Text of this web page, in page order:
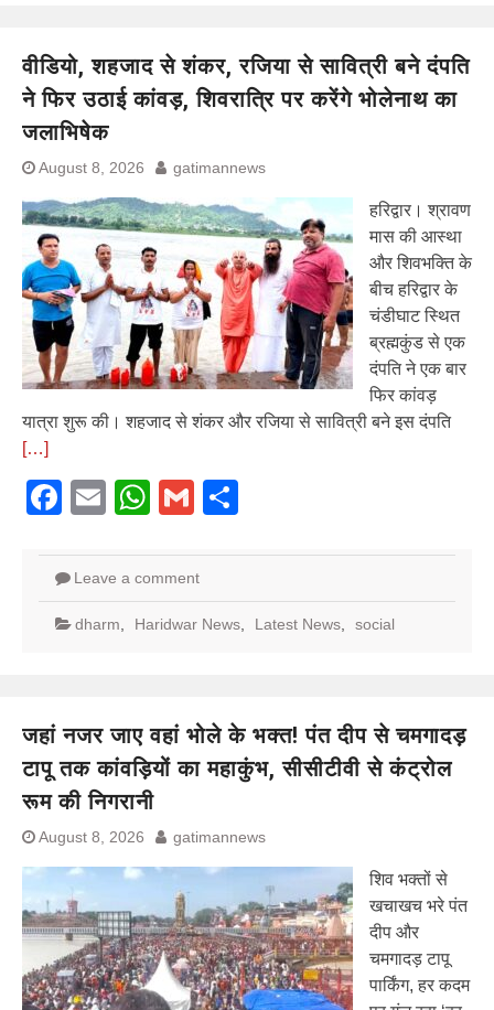
वीडियो, शहजाद से शंकर, रजिया से सावित्री बने दंपति
ने फिर उठाई कांवड़, शिवरात्रि पर करेंगे भोलेनाथ का
जलाभिषेक
August 8, 2026 gatimannews
हरिद्वार। श्रावण
मास की आस्था
और शिवभक्ति के
बीच हरिद्वार के
चंडीघाट स्थित
ब्रह्मकुंड से एक
दंपति ने एक बार
फिर कांवड़
यात्रा शुरू की। शहजाद से शंकर और रजिया से सावित्री बने इस दंपति
[…]
Facebook
EmailWhatsApp
Gmail
Leave a comment
dharm Haridwar News Latest News social
जहां नजर जाए वहां भोले के भक्त! पंत दीप से चमगादड़
टापू तक कांवड़ियों का महाकुंभ, सीसीटीवी से कंट्रोल
रूम की निगरानी
August 8, 2026 gatimannews
शिव भक्तों से
खचाखच भरे पंत
दीप और
चमगादड़ टापू
पार्किंग, हर कदम